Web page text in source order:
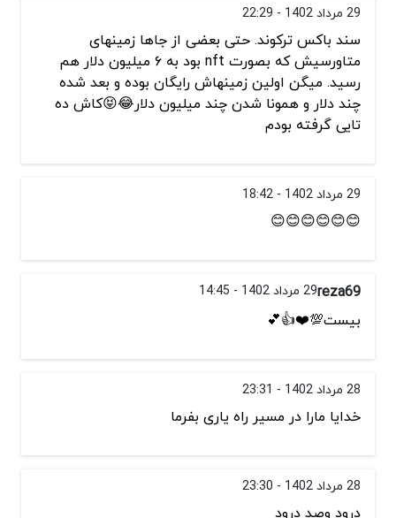
29 مرداد 1402 - 22:29
سند باکس ترکوند. حتی بعضی از جاها زمینهای
متاورسیش که بصورت nft بود به ۶ میلیون دلار هم
رسید. میگن اولین زمینهاش رایگان بوده و بعد شده
چند دلار و همونا شدن چند میلیون دلار😂😝کاش ده
تایی گرفته بودم
29 مرداد 1402 - 18:42
😊😊😊😊😊😊
reza6929 مرداد 1402 - 14:45
بیست💯❤️👍💕
28 مرداد 1402 - 23:31
خدایا مارا در مسیر راه یاری بفرما
28 مرداد 1402 - 23:30
درود وصد درود